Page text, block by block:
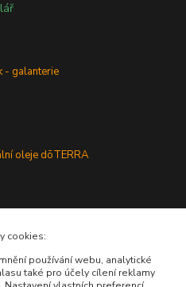
- galanterie
oleje dōTERRA
cookies:
používání webu, analytické
také pro účely cílení reklamy